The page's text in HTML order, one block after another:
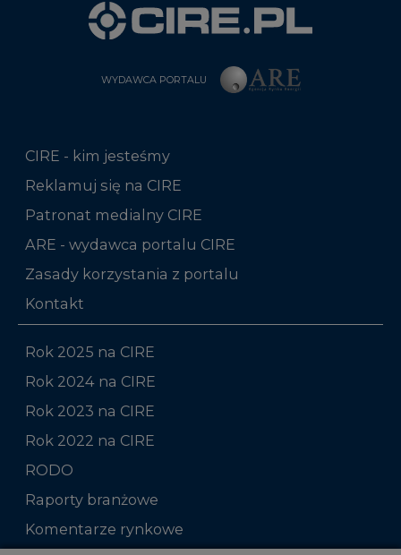
WYDAWCA PORTALU
CIRE - kim jesteśmy
Reklamuj się na CIRE
Patronat medialny CIRE
ARE - wydawca portalu CIRE
Zasady korzystania z portalu
Kontakt
Rok 2025 na CIRE
Rok 2024 na CIRE
Rok 2023 na CIRE
Rok 2022 na CIRE
RODO
Raporty branżowe
Komentarze rynkowe